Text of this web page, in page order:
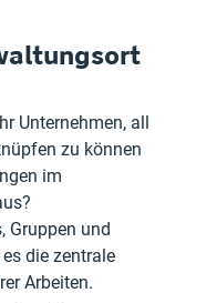
Unternehmen, all
zu können
im
Gruppen und
die zentrale
Arbeiten.